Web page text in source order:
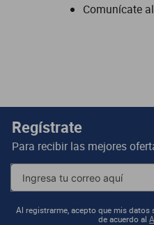
Comunícate al
Regístrate
Para recibir las mejores
Al registrarme, acepto que mis
de acuerdo al